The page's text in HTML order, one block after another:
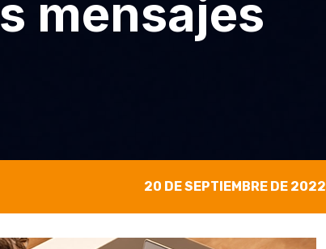
mensajes
20 DE SEPTIEMBRE DE 2022